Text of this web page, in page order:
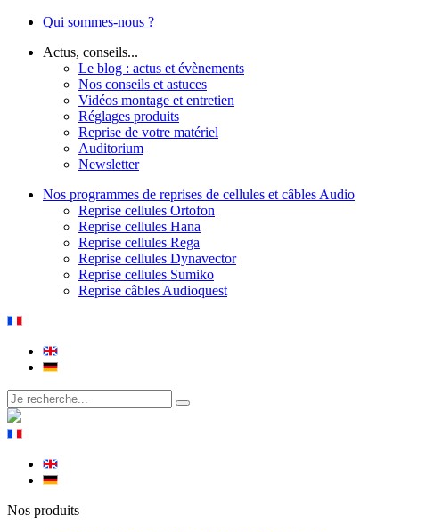
Qui sommes-nous ?
Actus, conseils...
Le blog : actus et évènements
Nos conseils et astuces
Vidéos montage et entretien
Réglages produits
Reprise de votre matériel
Auditorium
Newsletter
Nos programmes de reprises de cellules et câbles Audio
Reprise cellules Ortofon
Reprise cellules Hana
Reprise cellules Rega
Reprise cellules Dynavector
Reprise cellules Sumiko
Reprise câbles Audioquest
Nos produits